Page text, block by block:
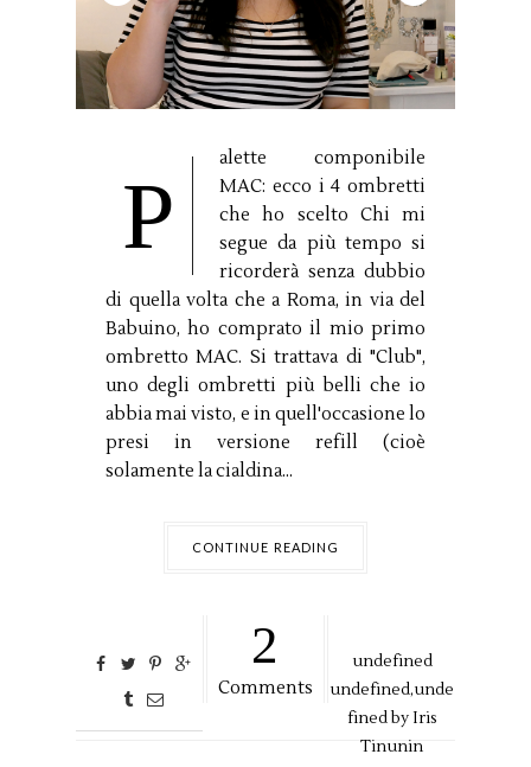
P
alette componibile
MAC: ecco i 4 ombretti
che ho scelto Chi mi
segue da più tempo si
ricorderà senza dubbio
di quella volta che a Roma, in via del
Babuino, ho comprato il mio primo
ombretto MAC. Si trattava di "Club",
uno degli ombretti più belli che io
abbia mai visto, e in quell'occasione lo
presi in versione refill (cioè
solamente la cialdina...
CONTINUE READING
2
Comments
undefined
undefined,unde
fined byIris
Tinunin